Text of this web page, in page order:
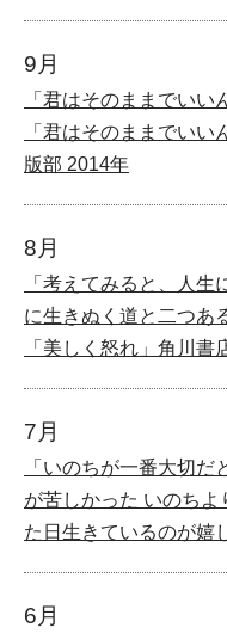
9月
「君はそのままでい
「君はそのままでいい
版部 2014年
8月
「考えてみると、人生
に生きぬく道と二つ
「美しく怒れ」角川
7月
「いのちが一番大切
が苦しかった いのち
た日生きているのが嬉
6月